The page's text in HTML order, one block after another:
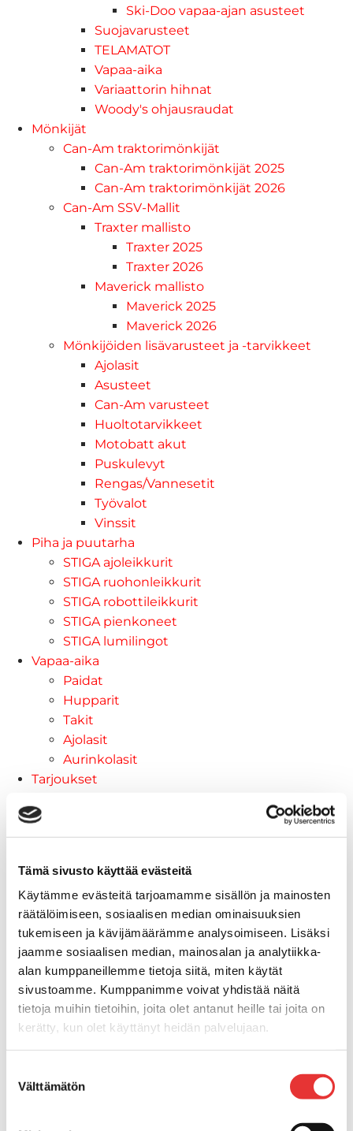
Tämä sivusto käyttää evästeitä
Käytämme evästeitä tarjoamamme sisällön ja mainosten
räätälöimiseen, sosiaalisen median ominaisuuksien
tukemiseen ja kävijämäärämme analysoimiseen. Lisäksi
jaamme sosiaalisen median, mainosalan ja analytiikka-
alan kumppaneillemme tietoja siitä, miten käytät
sivustoamme. Kumppanimme voivat yhdistää näitä
tietoja muihin tietoihin, joita olet antanut heille tai joita on
kerätty, kun olet käyttänyt heidän palvelujaan.
valinta
Välttämätön
Ski-Doo vapaa-ajan asusteet
Suojavarusteet
TELAMATOT
Vapaa-aika
Variaattorin hihnat
Woody's ohjausraudat
Mönkijät
Can-Am traktorimönkijät
Can-Am traktorimönkijät 2025
Can-Am traktorimönkijät 2026
Can-Am SSV-Mallit
Traxter mallisto
Traxter 2025
Traxter 2026
Maverick mallisto
Maverick 2025
Maverick 2026
Mönkijöiden lisävarusteet ja -tarvikkeet
Ajolasit
Asusteet
Can-Am varusteet
Huoltotarvikkeet
Motobatt akut
Puskulevyt
Rengas/Vannesetit
Työvalot
Vinssit
Piha ja puutarha
STIGA ajoleikkurit
STIGA ruohonleikkurit
STIGA robottileikkurit
STIGA pienkoneet
STIGA lumilingot
Vapaa-aika
Paidat
Hupparit
Takit
Ajolasit
Aurinkolasit
Tarjoukset
Maritim venetarvikkeet
Listat ja kansikatteet
Törmäyslista
Reuna- ja ikkunalistat
Alumiinilistat
Kansikate
Venevarusteet
Reuna-, köli-, törmäyslistat ja
kansikate
Muut tarvikkeet
Köli- ja eväsuojat